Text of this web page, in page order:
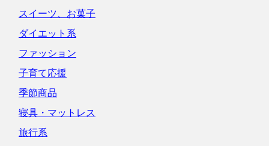
スイーツ、お菓子
ダイエット系
ファッション
子育て応援
季節商品
寝具・マットレス
旅行系